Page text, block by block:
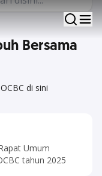
hubungan
Bersama
di sini
Umum
tahun 2025